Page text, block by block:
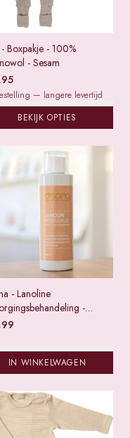
- Boxpakje - 100%
- Sesam
— langere levertijd
BEKIJK OPTIES
- Lanoline
-
IN WINKELWAGEN